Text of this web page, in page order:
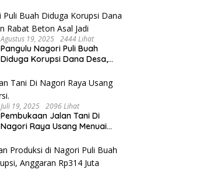
Agustus 19, 2025 2444 Lihat
Pangulu Nagori Puli Buah
Diduga Korupsi Dana Desa,
Jadi
Juli 19, 2025 2096 Lihat
Pembukaan Jalan Tani Di
Nagori Raya Usang Menuai